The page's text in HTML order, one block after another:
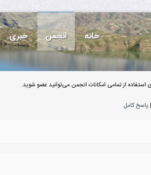
خانه انجمن خبری
از تمامی امکانات انجمن می‌توانید عضو شوید.
| پاسخ کامل